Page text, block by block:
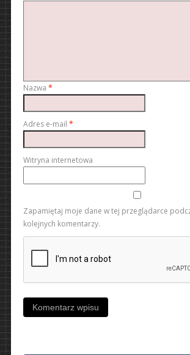
Nazwa *
Adres e-mail *
Witryna internetowa
Zapamiętaj moje dane w tej przeglądarce
kolejnych komentarzy.